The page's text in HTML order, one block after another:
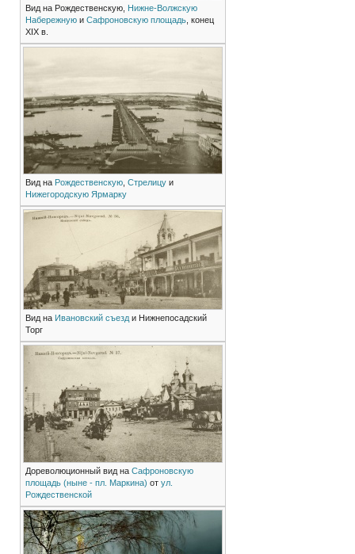
Вид на Рождественскую,
Нижне-Волжскую
Набережнуюи Сафроновскую площадь, конец
XIX в.
Вид на Рождественскую, Стрелицуи
Нижегородскую Ярмарку
Вид на Ивановский съезди Нижнепосадский
Торг
Дореволюционный вид на Сафроновскую
площадь (ныне - пл. Маркина) от ул.
Рождественской